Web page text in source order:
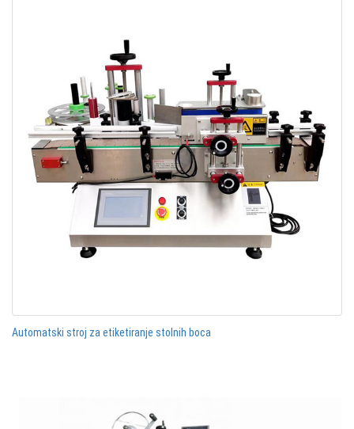
Automatski stroj za etiketiranje stolnih boca